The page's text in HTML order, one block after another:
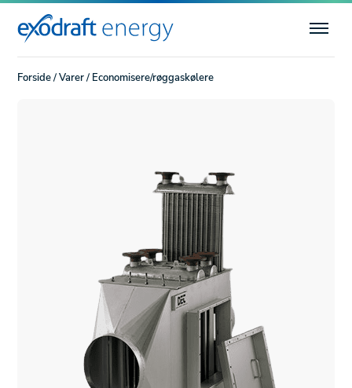
Forside/Varer/ Economisere/røggaskølere